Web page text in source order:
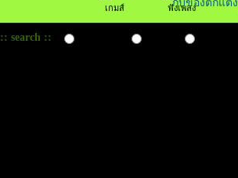
ดูดวง
ผู้ชาย
เกมส์ ฟังเพลง
:: search ::